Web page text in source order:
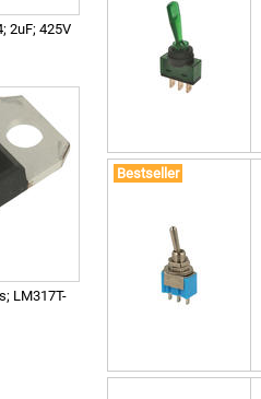
2uF; 425V
LM317T-
Bestseller